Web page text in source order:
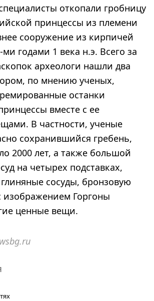
откопали гробницу
принцессы из племени
сооружение из кирпичей
ми годами 1 века н.э. Всего за
археологи нашли два
по мнению ученых,
останки
вместе с ее
В частности, ученые
сохранившийся гребень,
2000 лет, а также большой
на четырех подставках,
сосуды, бронзовую
Горгоны
ценные вещи.